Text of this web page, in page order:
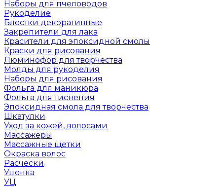
Наборы для пчеловодов
Рукоделие
Блестки декоративные
Закрепители для лака
Красители для эпоксидной смолы
Краски для рисования
Люминофор для творчества
Молды для рукоделия
Наборы для рисования
Фольга для маникюра
Фольга для тиснения
Эпоксидная смола для творчества
Шкатулки
Уход за кожей, волосами
Массажеры
Массажные щетки
Окраска волос
Расчески
Уценка
УЦ